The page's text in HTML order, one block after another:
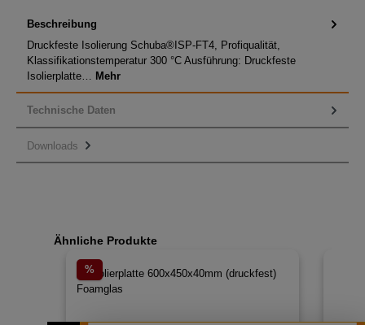
Beschreibung
Druckfeste Isolierung Schuba®ISP-FT4, Profiqualität,
Klassifikationstemperatur 300 °C Ausführung: Druckfeste
Isolierplatte… Mehr
Technische Daten
Downloads
Produktgalerie überspringen
Ähnliche Produkte
%